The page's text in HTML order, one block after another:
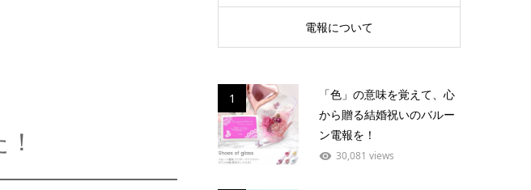
電報について
1
「色」の意味を覚えて、心
から贈る結婚祝いのバルー
ン電報を！
30,081 views